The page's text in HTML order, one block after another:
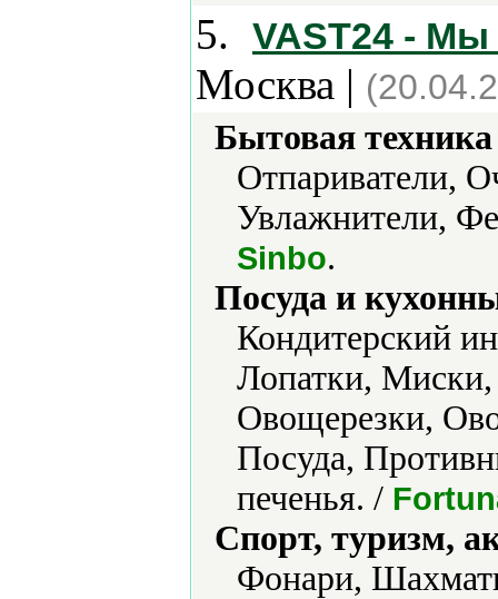
5. VAST24 - Мы
Москва |
Бытовая
Отпариватели,
Увлажнители,
Sinbo.
Посуда и
Кондитерский
Лопатки,
Овощерезки,
Посуда,
печенья. /
Спорт, туризм,
Фонари,